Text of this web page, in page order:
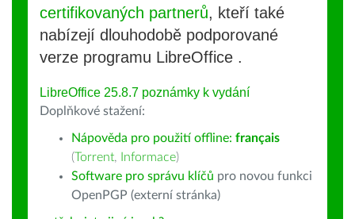
certifikovaných partnerů, kteří také
nabízejí dlouhodobě podporované
verze programu LibreOffice .
LibreOffice 25.8.7 poznámky k vydání
Doplňkové stažení:
Nápověda pro použití offline: français
(Torrent, Informace)
Software pro správu klíčů pro novou funkci
OpenPGP (externí stránka)